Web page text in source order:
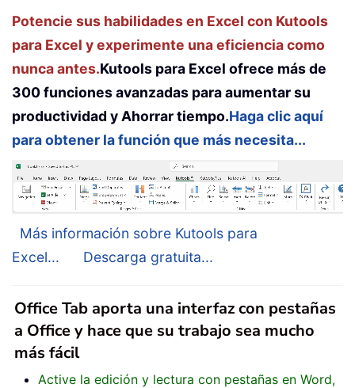
Potencie sus habilidades en Excel con Kutools
para Excel y experimente una eficiencia como
nunca antes.Kutools para Excel ofrece más de
300 funciones avanzadas para aumentar su
productividad y Ahorrar tiempo.Haga clic aquí
para obtener la función que más necesita...
Más información sobre Kutools para
Excel...
Descarga gratuita...
Office Tab aporta una interfaz con pestañas
a Office y hace que su trabajo sea mucho
más fácil
Active la edición y lectura con pestañas en Word,